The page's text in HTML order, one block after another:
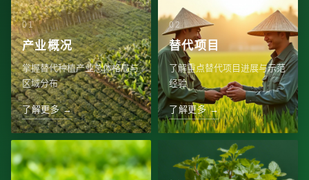
产业概况
掌握替代种植产业总体格局与
区域分布
了解更多 →
替代项目
了解重点替代项目进展与示范
经验
了解更多 →